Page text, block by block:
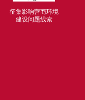
征集影响营商环境
建设问题线索